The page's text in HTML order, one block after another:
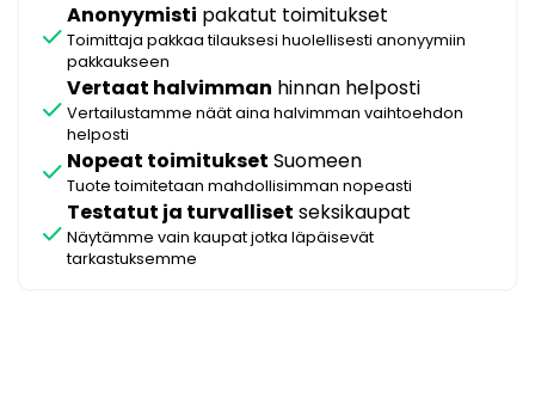
check
Anonyymisti pakatut toimitukset
Toimittaja pakkaa tilauksesi huolellisesti anonyymiin
pakkaukseen
check
Vertaat halvimman hinnan helposti
Vertailustamme näät aina halvimman vaihtoehdon
helposti
check Nopeat toimitukset Suomeen
Tuote toimitetaan mahdollisimman nopeasti
check
Testatut ja turvalliset seksikaupat
Näytämme vain kaupat jotka läpäisevät
tarkastuksemme